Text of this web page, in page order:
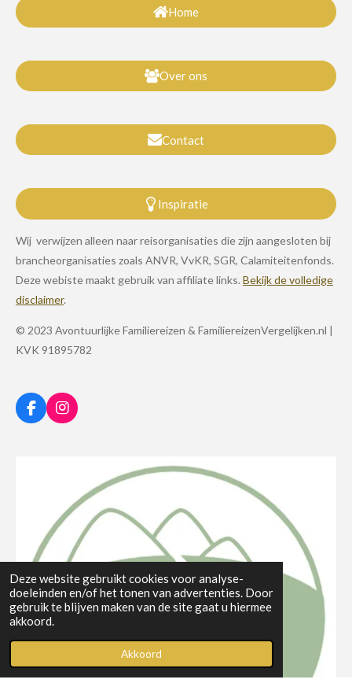
Deze website gebruikt cookies voor analyse-
doeleinden en/of het tonen van advertenties. Door
gebruik te blijven maken van de site gaat u hiermee
akkoord.
Akkoord
Home
Over ons
Contact
Inspiratie
Wij verwijzen alleen naar reisorganisaties die zijn aangesloten bij
brancheorganisaties zoals ANVR, VvKR, SGR, Calamiteitenfonds.
Deze webiste maakt gebruik van affiliate links. Bekijk de volledige
disclaimer.
© 2023 Avontuurlijke Familiereizen & FamiliereizenVergelijken.nl |
KVK 91895782
F
a
I
n
a
m